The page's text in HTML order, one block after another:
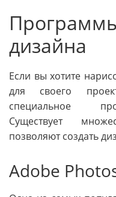
дизайна
Если вы хотите
для своего
специальное
Существует
позволяют создать
Adobe